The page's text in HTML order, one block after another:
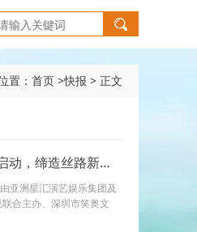
置： 首页 >快报 > 正文
2017亚洲小姐竞选全国启动，缔造丝路新传奇！
亚洲星汇演艺娱乐集团及
合主办、深圳市笑奥文